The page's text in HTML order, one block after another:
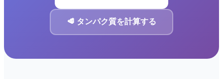
🥩 タンパク質を計算する